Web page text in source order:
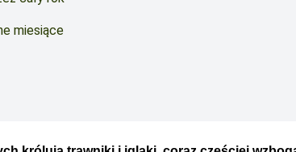
miesiące